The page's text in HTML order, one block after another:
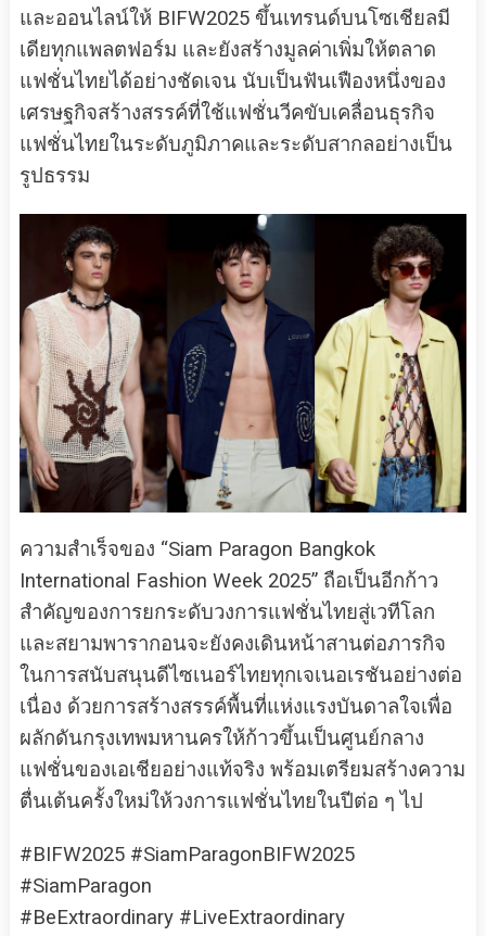
และออนไลน์ให้ BIFW2025 ขึ้นเทรนด์บนโซเชียลมี
เดียทุกแพลตฟอร์ม และยังสร้างมูลค่าเพิ่มให้ตลาด
แฟชั่นไทยได้อย่างชัดเจน นับเป็นฟันเฟืองหนึ่งของ
เศรษฐกิจสร้างสรรค์ที่ใช้แฟชั่นวีคขับเคลื่อนธุรกิจ
แฟชั่นไทยในระดับภูมิภาคและระดับสากลอย่างเป็น
รูปธรรม
ความสำเร็จของ “Siam Paragon Bangkok
International Fashion Week 2025” ถือเป็นอีกก้าว
สำคัญของการยกระดับวงการแฟชั่นไทยสู่เวทีโลก
และสยามพารากอนจะยังคงเดินหน้าสานต่อภารกิจ
ในการสนับสนุนดีไซเนอร์ไทยทุกเจเนอเรชันอย่างต่อ
เนื่อง ด้วยการสร้างสรรค์พื้นที่แห่งแรงบันดาลใจเพื่อ
ผลักดันกรุงเทพมหานครให้ก้าวขึ้นเป็นศูนย์กลาง
แฟชั่นของเอเชียอย่างแท้จริง พร้อมเตรียมสร้างความ
ตื่นเต้นครั้งใหม่ให้วงการแฟชั่นไทยในปีต่อ ๆ ไป
#BIFW2025 #SiamParagonBIFW2025
#SiamParagon
#BeExtraordinary #LiveExtraordinary